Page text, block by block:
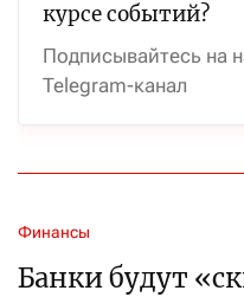
курсе событий?
Подписывайтесь на
Telegram-канал
Финансы
Банки будут